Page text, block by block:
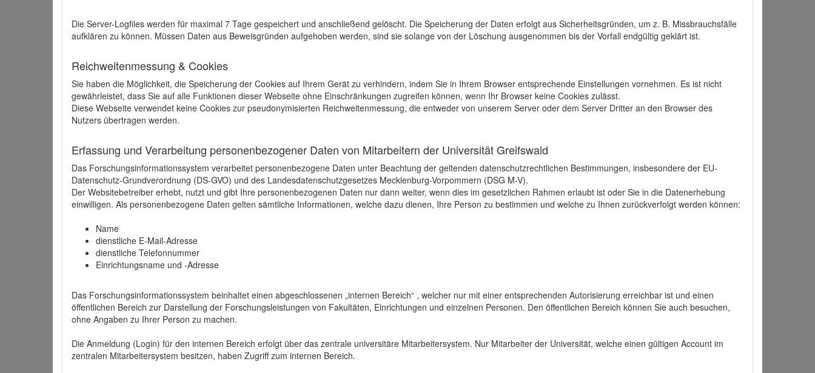
Die Server-Logfiles werden für maximal 7 Tage gespeichert und anschließend gelöscht. Die Speicherung der Daten erfolgt aus Sicherheitsgründen, um z. B. Missbrauchsfälle
aufklären zu können. Müssen Daten aus Beweisgründen aufgehoben werden, sind sie solange von der Löschung ausgenommen bis der Vorfall endgültig geklärt ist.
Reichweitenmessung & Cookies
Sie haben die Möglichkeit, die Speicherung der Cookies auf Ihrem Gerät zu verhindern, indem Sie in Ihrem Browser entsprechende Einstellungen vornehmen. Es ist nicht
gewährleistet, dass Sie auf alle Funktionen dieser Webseite ohne Einschränkungen zugreifen können, wenn Ihr Browser keine Cookies zulässt.
Diese Webseite verwendet keine Cookies zur pseudonymisierten Reichweitenmessung, die entweder von unserem Server oder dem Server Dritter an den Browser des
Nutzers übertragen werden.
Erfassung und Verarbeitung personenbezogener Daten von Mitarbeitern der Universität Greifswald
Das Forschungsinformationssystem verarbeitet personenbezogene Daten unter Beachtung der geltenden datenschutzrechtlichen Bestimmungen, insbesondere der EU-
Datenschutz-Grundverordnung (DS-GVO) und des Landesdatenschutzgesetzes Mecklenburg-Vorpommern (DSG M-V).
Der Websitebetreiber erhebt, nutzt und gibt Ihre personenbezogenen Daten nur dann weiter, wenn dies im gesetzlichen Rahmen erlaubt ist oder Sie in die Datenerhebung
einwilligen. Als personenbezogene Daten gelten sämtliche Informationen, welche dazu dienen, Ihre Person zu bestimmen und welche zu Ihnen zurückverfolgt werden können:
Name
dienstliche E-Mail-Adresse
dienstliche Telefonnummer
Einrichtungsname und -Adresse
Das Forschungsinformationssystem beinhaltet einen abgeschlossenen „internen Bereich“ , welcher nur mit einer entsprechenden Autorisierung erreichbar ist und einen
öffentlichen Bereich zur Darstellung der Forschungsleistungen von Fakultäten, Einrichtungen und einzelnen Personen. Den öffentlichen Bereich können Sie auch besuchen,
ohne Angaben zu Ihrer Person zu machen.
Die Anmeldung (Login) für den internen Bereich erfolgt über das zentrale universitäre Mitarbeitersystem. Nur Mitarbeiter der Universität, welche einen gültigen Account im
zentralen Mitarbeitersystem besitzen, haben Zugriff zum internen Bereich.